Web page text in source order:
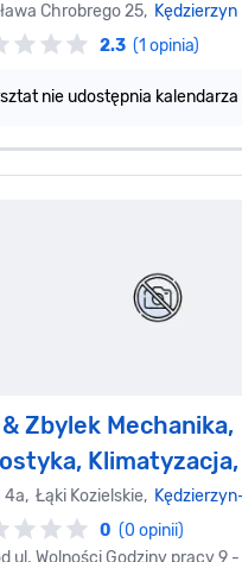
Chrobrego 25,
2.3 (1 opinia)
nie udostępnia kalendarza
Zbylek Mechanika,
Klimatyzacja,
4a, Łąki Kozielskie,
0 (0 opinii)